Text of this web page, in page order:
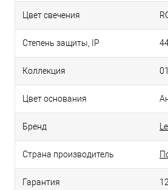
Цвет свечения
Степень защиты, IP
Коллекция
Цвет основания
Бренд
Страна производитель
Гарантия